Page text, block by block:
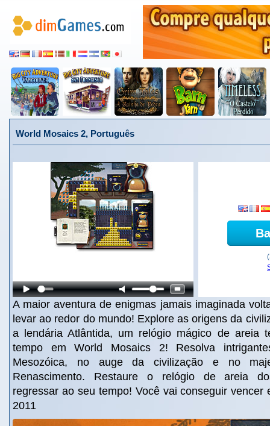
World Mosaics 2, Português
A maior aventura de enigmas jamais imaginada
levar ao redor do mundo! Explore as origens da
a lendária Atlântida, um relógio mágico de areia
tempo em World Mosaics 2! Resolva
Mesozóica, no auge da civilização e no
Renascimento. Restaure o relógio de areia
regressar ao seu tempo! Você vai conseguir vencer
2011